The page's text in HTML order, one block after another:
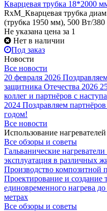
Кварцевая трубка 18*2000
RxM_Кварцевая трубка
(трубка 1950 мм), 500 Вт/
Не указана цена за 1
Нет в наличии
Под заказ
Новости
Все новости
20 февраля 2026
защитника Отечества 2026
коллег и партнёров с
2024 Поздравляем
годом!
Все новости
Использование нагревателей
Все обзоры и советы
Гальванические
эксплуатация в различных
Производство композитной
Проектирование и создание
единовременного нагрева
метрах
Все обзоры и советы